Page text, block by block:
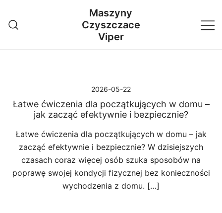
treści
Maszyny
Czyszczace
Viper
2026-05-22
Łatwe ćwiczenia dla początkujących w domu –
jak zacząć efektywnie i bezpiecznie?
Łatwe ćwiczenia dla początkujących w domu – jak
zacząć efektywnie i bezpiecznie? W dzisiejszych
czasach coraz więcej osób szuka sposobów na
poprawę swojej kondycji fizycznej bez konieczności
wychodzenia z domu. […]